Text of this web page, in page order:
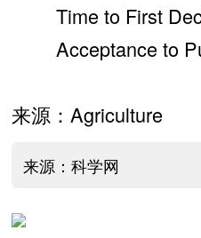
Time to First
Acceptance to
来源：Agriculture
来源：科学网